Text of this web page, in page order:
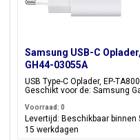
Samsung USB-C
GH44-03055A
USB Type-C Oplader, EP-
Geschikt voor de: Samsung
Voorraad: 0
Levertijd: Beschikbaar binnen
15 werkdagen